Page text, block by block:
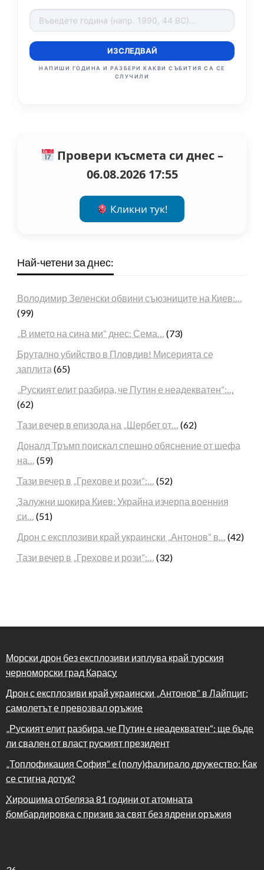
ИЗСЛЕДВАЙ
НАПИШИ ГОДИНА И РАЗБЕРИ КАКВИ СЪБИТИЯ СА СЕ
СЛУЧИЛИ
Провери късмета си днес –
06.08.2026 17:55
Кликни тук!
Най-четени за днес:
Володимир Зеленски обвини съюзниците на Киев:…
(99)
„В името на сина ми“ днес: Сема… (73)
Брутално убийство в Пловдив! Мисерията се
заплита (65)
„Руският елит разбира, че Путин е неадекватен“:…
(62)
Тази вечер в епизода на „Шербет от… (62)
Доналд Тръмп поискал спешно обяснение от шефа
на… (59)
Тази вечер в „Грехове и рози“:… (52)
Залужни шокира Киев: Украйна изчерпа военния
си… (51)
Дрон с експлозиви край украински „Антонов“ в… (42)
Тази вечер в „Грехове и рози“:… (32)
Морски дрон без експлозиви изплува край турския
черноморски град Карасу
Дрон с експлозиви край украински „Антонов“ в Лайпциг:
самолетът е превозвал оръжие
„Руският елит разбира, че Путин е неадекватен“: ще бъде
ли свален от власт руският президент
„Топлофикация София“ e (полу)фалирало дружество: Как
се стигна дотук?
Хирошима отбеляза 81 години от атомната
бомбардировка с призив за свят без ядрени оръжия